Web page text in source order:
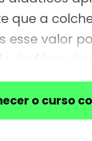
que a
esse valor
da fórmula
assunto
o curso